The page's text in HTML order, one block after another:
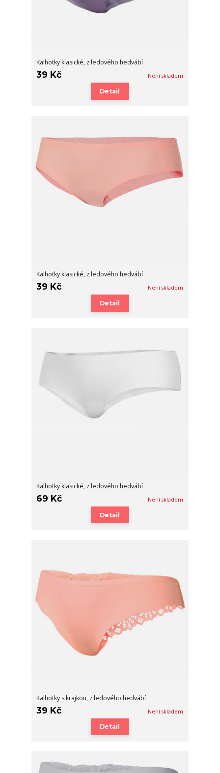
Kalhotky klasické, z ledového hedvábí
39 Kč Není skladem
Detail
Kalhotky klasické, z ledového hedvábí
39 Kč Není skladem
Detail
Kalhotky klasické, z ledového hedvábí
69 Kč Není skladem
Detail
Kalhotky s krajkou, z ledového hedvábí
39 Kč Není skladem
Detail